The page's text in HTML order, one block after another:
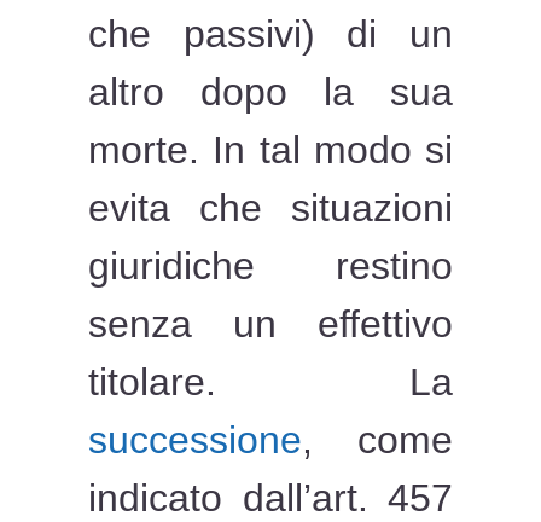
che passivi) di un
altro dopo la sua
morte. In tal modo si
evita che situazioni
giuridiche restino
senza un effettivo
titolare. La
successione, come
indicato dall’art. 457